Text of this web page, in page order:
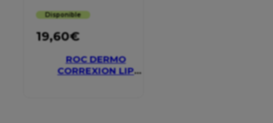
Disponible
19,60€
ROC DERMO
CORREXION LIP